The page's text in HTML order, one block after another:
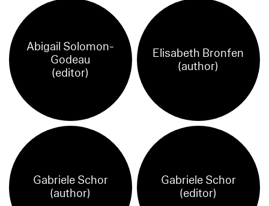
Abigail Solomon-
Godeau
(editor)
Elisabeth Bronfen
(author)
Gabriele Schor
(author)
Gabriele Schor
(editor)